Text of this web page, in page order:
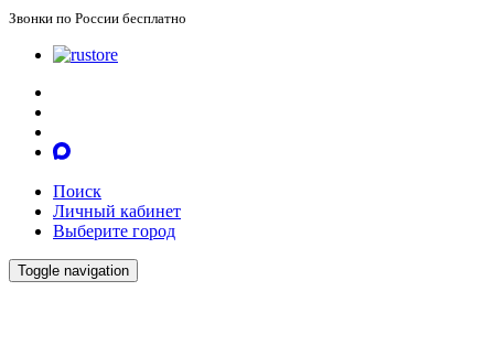
Звонки по России бесплатно
Поиск
Личный кабинет
Выберите город
Toggle navigation